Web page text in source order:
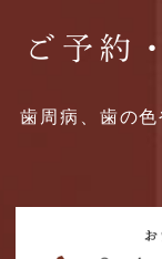
ご予約
歯周病、歯の